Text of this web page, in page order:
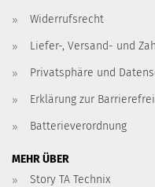
Widerrufsrecht
Liefer-, Versand- und
Privatsphäre und
Erklärung zur
Batterieverordnung
MEHR ÜBER
Story TA Technix